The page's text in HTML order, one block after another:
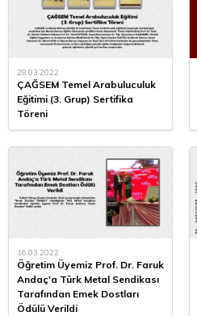
28.03.2022
ÇAĞSEM Temel Arabuluculuk
Eğitimi (3. Grup) Sertifika
Töreni
16.03.2022
Öğretim Üyemiz Prof. Dr. Faruk
Andaç'a Türk Metal Sendikası
Tarafından Emek Dostları
Ödülü Verildi